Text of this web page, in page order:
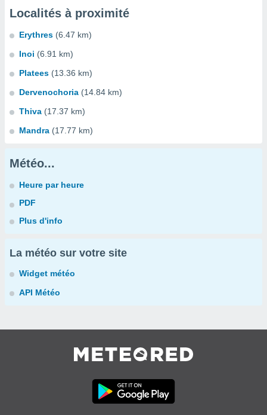
Localités à proximité
Erythres (6.47 km)
Inoi (6.91 km)
Platees (13.36 km)
Dervenochoria (14.84 km)
Thiva (17.37 km)
Mandra (17.77 km)
Météo...
Heure par heure
PDF
Plus d'info
La météo sur votre site
Widget météo
API Météo